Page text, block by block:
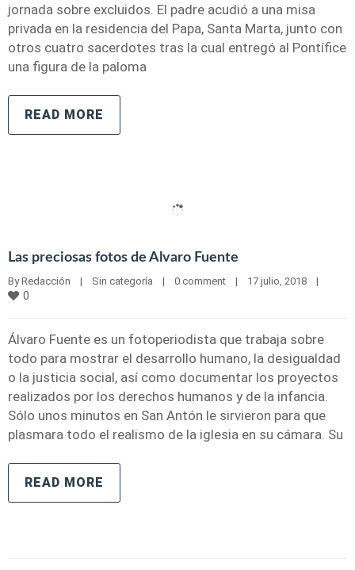
jornada sobre excluidos. El padre acudió a una misa
privada en la residencia del Papa, Santa Marta, junto con
otros cuatro sacerdotes tras la cual entregó al Pontífice
una figura de la paloma
READ MORE
Las preciosas fotos de Alvaro Fuente
By Redacción | Sin categoría | 0 comment | 17 julio, 2018 |
0
Álvaro Fuente es un fotoperiodista que trabaja sobre
todo para mostrar el desarrollo humano, la desigualdad
o la justicia social, así como documentar los proyectos
realizados por los derechos humanos y de la infancia.
Sólo unos minutos en San Antón le sirvieron para que
plasmara todo el realismo de la iglesia en su cámara. Su
READ MORE